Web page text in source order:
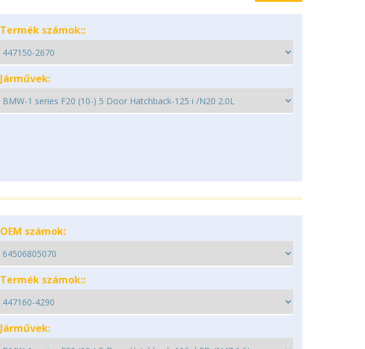
Termék számok::
Járművek:
OEM számok:
Termék számok::
Járművek: